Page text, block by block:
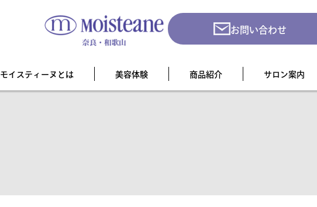
お問い合わせ
モイスティーヌとは 美容体験 商品紹介 サロン案内